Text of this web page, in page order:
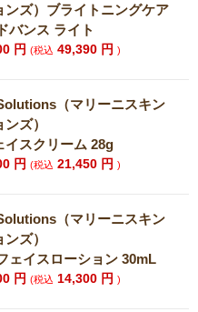
ンズ）ブライトニングケア
バンス ライト
円(税込 49,390 円)
（マリーニスキン
ズ）
イスクリーム 28g
円(税込 21,450 円)
（マリーニスキン
ズ）
ェイスローション 30mL
円(税込 14,300 円)